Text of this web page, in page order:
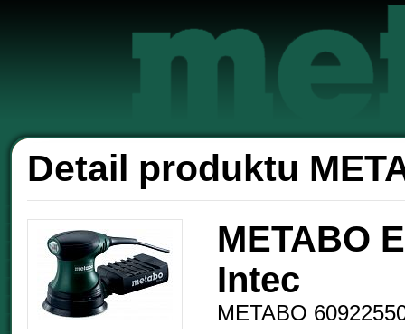
Detail produktu
METABO
Intec
METABO